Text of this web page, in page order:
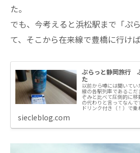
た。
でも、今考えると浜松駅まで「ぷ
て、そこから在来線で豊橋に行け
ぷらっと静岡旅行
た
以前から噂には聞いて
線の各駅列車であるこ
ぞみと比べて圧倒的に移
の代わりと言ってなん
ドリンク付き（！）で乗
siecleblog.com